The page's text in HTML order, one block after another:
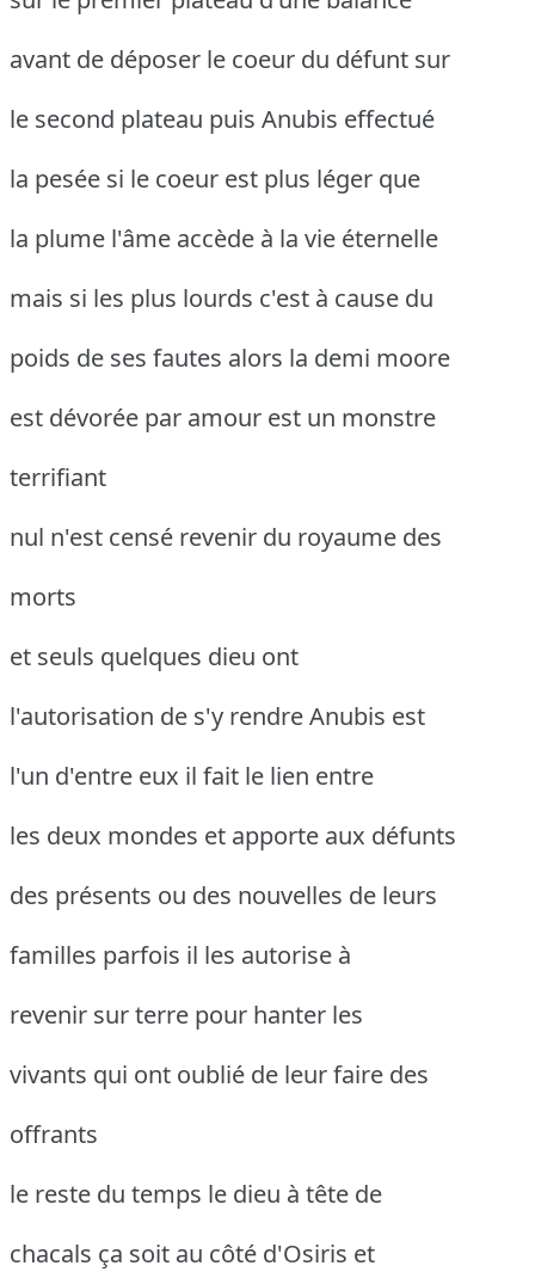
avant de déposer le coeur du défunt sur
le second plateau puis Anubis effectué
la pesée si le coeur est plus léger que
la plume l'âme accède à la vie éternelle
mais si les plus lourds c'est à cause du
poids de ses fautes alors la demi moore
est dévorée par amour est un monstre
terrifiant
nul n'est censé revenir du royaume des
morts
et seuls quelques dieu ont
l'autorisation de s'y rendre Anubis est
l'un d'entre eux il fait le lien entre
les deux mondes et apporte aux défunts
des présents ou des nouvelles de leurs
familles parfois il les autorise à
revenir sur terre pour hanter les
vivants qui ont oublié de leur faire des
offrants
le reste du temps le dieu à tête de
chacals ça soit au côté d'Osiris et